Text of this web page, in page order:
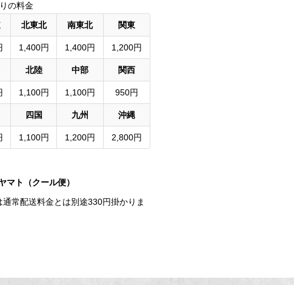
の料金
北東北 南東北 関東
1,400円 1,400円 1,200円
北陸 中部 関西
1,100円 1,100円 950円
四国 九州 沖縄
1,100円 1,200円 2,800円
マト（クール便）
通常配送料金とは別途330円掛かりま